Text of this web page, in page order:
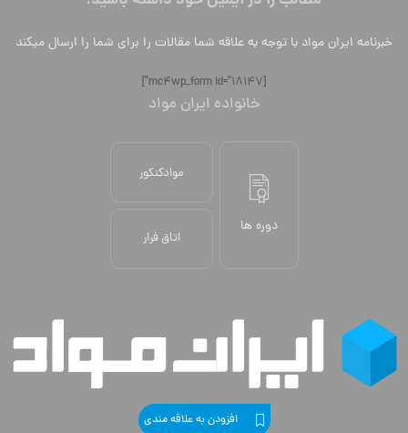
خبرنامه ایران مواد با توجه به علاقه شما مقالات را برای شما را ارسال میکند
[mc4wp_form id="18147"]
خانواده ایران مواد
دوره ها
موادکنکور
اتاق فرار
افزودن به علاقه مندی